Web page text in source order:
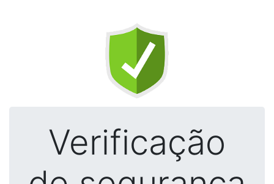
Verificação